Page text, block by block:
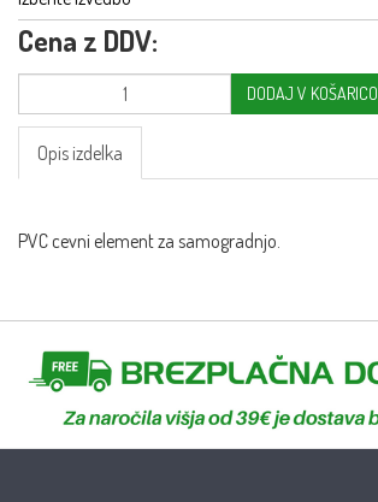
Cena z DDV:
DODAJ V KOŠARICO
Opis izdelka
PVC cevni element za samogradnjo.